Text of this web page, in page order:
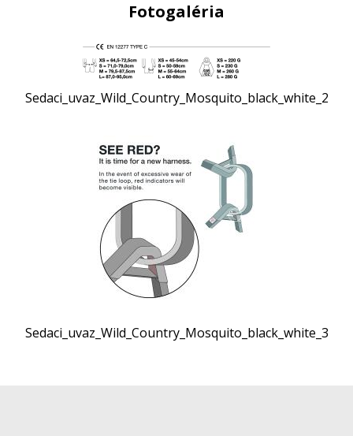
Fotogaléria
Sedaci_uvaz_Wild_Country_Mosquito_black_white_2
Sedaci_uvaz_Wild_Country_Mosquito_black_white_3